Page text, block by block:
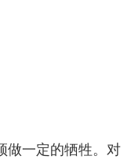
做一定的牺牲。对